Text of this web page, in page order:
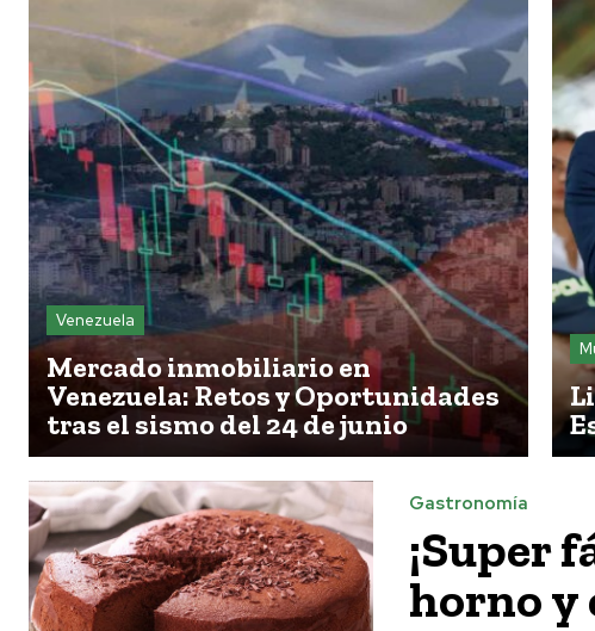
Venezuela
Mercado inmobiliario en
Venezuela: Retos y Oportunidades
tras el sismo del 24 de junio
Gastronomía
¡Super
horno y